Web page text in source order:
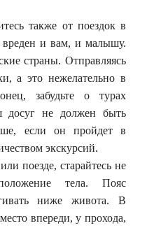
также от поездок в
и вам, и малышу.
страны. Отправляясь
а это нежелательно в
забудьте о турах
досуг не должен быть
если он пройдет в
экскурсий.
поезде, старайтесь не
тела. Пояс
ниже живота. В
впереди, у прохода,